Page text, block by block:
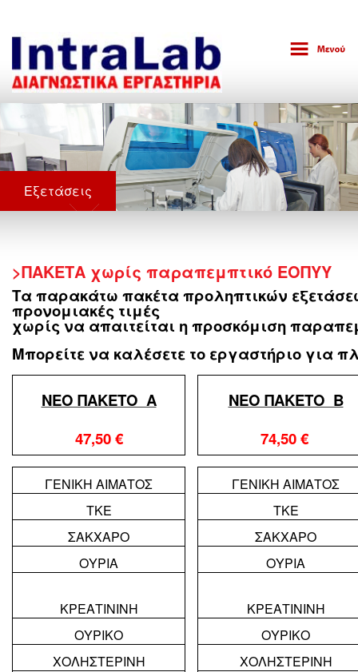
Εξετάσεις
>ΠΑΚΕΤΑ χωρίς παραπεμπτικό ΕΟΠΥΥ
Τα παρακάτω πακέτα προληπτικών
προνομιακές τιμές
χωρίς να απαιτείται η προσκόμιση
Μπορείτε να καλέσετε το εργαστήριο για
ΝΕΟ ΠΑΚΕΤΟ Α
47,50 €
ΝΕΟ ΠΑΚΕΤΟ Β
74,50 €
ΓΕΝΙΚΗ ΑΙΜΑΤΟΣ
ΓΕΝΙΚΗ ΑΙΜΑΤΟΣ
ΤΚΕ
ΤΚΕ
ΣΑΚΧΑΡΟ
ΣΑΚΧΑΡΟ
ΟΥΡΙΑ
ΟΥΡΙΑ
ΚΡΕΑΤΙΝΙΝΗ
ΚΡΕΑΤΙΝΙΝΗ
ΟΥΡΙΚΟ
ΟΥΡΙΚΟ
ΧΟΛΗΣΤΕΡΙΝΗ
ΧΟΛΗΣΤΕΡΙΝΗ